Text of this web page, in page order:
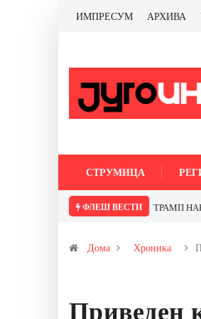
ИМПРЕСУМ АРХИВА
СТРУМИЦА
ФЛЕШ ВЕСТИ ТРАМП
Дома Хроника
Приведен